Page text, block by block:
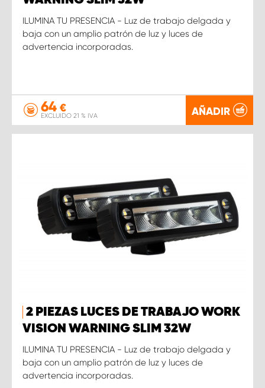
ILUMINA TU PRESENCIA - Luz de trabajo delgada y
baja con un amplio patrón de luz y luces de
advertencia incorporadas.
64 €
EXCLUIDO 21 % IVA AÑADIR
2 PIEZAS LUCES DE TRABAJO WORK
VISION WARNING SLIM 32W
ILUMINA TU PRESENCIA - Luz de trabajo delgada y
baja con un amplio patrón de luz y luces de
advertencia incorporadas.